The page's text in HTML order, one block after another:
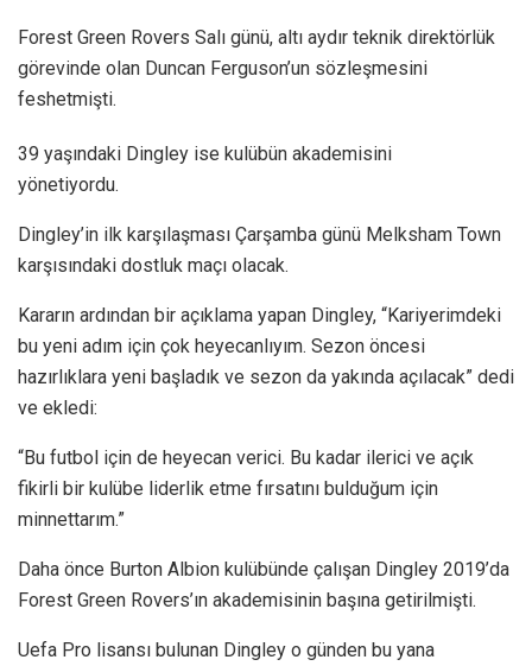
Forest Green Rovers Salı günü, altı aydır teknik direktörlük
görevinde olan Duncan Ferguson’un sözleşmesini
feshetmişti.
39 yaşındaki Dingley ise kulübün akademisini
yönetiyordu.
Dingley’in ilk karşılaşması Çarşamba günü Melksham Town
karşısındaki dostluk maçı olacak.
Kararın ardından bir açıklama yapan Dingley, “Kariyerimdeki
bu yeni adım için çok heyecanlıyım. Sezon öncesi
hazırlıklara yeni başladık ve sezon da yakında açılacak” dedi
ve ekledi:
“Bu futbol için de heyecan verici. Bu kadar ilerici ve açık
fikirli bir kulübe liderlik etme fırsatını bulduğum için
minnettarım.”
Daha önce Burton Albion kulübünde çalışan Dingley 2019’da
Forest Green Rovers’ın akademisinin başına getirilmişti.
Uefa Pro lisansı bulunan Dingley o günden bu yana